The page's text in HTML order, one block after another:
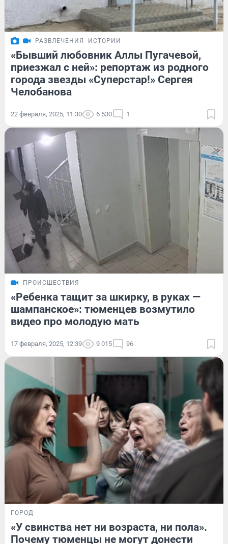
РАЗВЛЕЧЕНИЯ ИСТОРИИ
«Бывший любовник Аллы Пугачевой,
приезжал с ней»: репортаж из родного
города звезды «Суперстар!» Сергея
Челобанова
22 февраля, 2025, 11:30 6 530 1
ПРОИСШЕСТВИЯ
«Ребенка тащит за шкирку, в руках —
шампанское»: тюменцев возмутило
видео про молодую мать
17 февраля, 2025, 12:39 9 015 96
ГОРОД
«У свинства нет ни возраста, ни пола».
Почему тюменцы не могут донести